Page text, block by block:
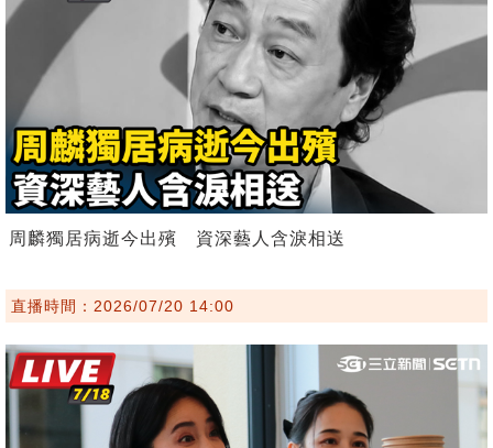
周麟獨居病逝今出殯 資深藝人含淚相送
直播時間：2026/07/20 14:00